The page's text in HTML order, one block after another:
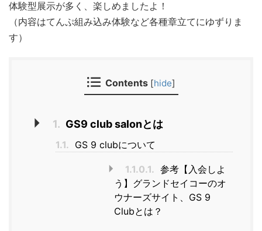
体験型展示が多く、楽しめましたよ！
（内容はてんぷ組み込み体験など各種章立てにゆずりま
す）
Contents [hide]
1. GS9 club salonとは
1.1. GS 9 clubについて
1.1.0.1. 参考【入会しよ
う】グランドセイコーのオ
ウナーズサイト、GS 9
Clubとは？